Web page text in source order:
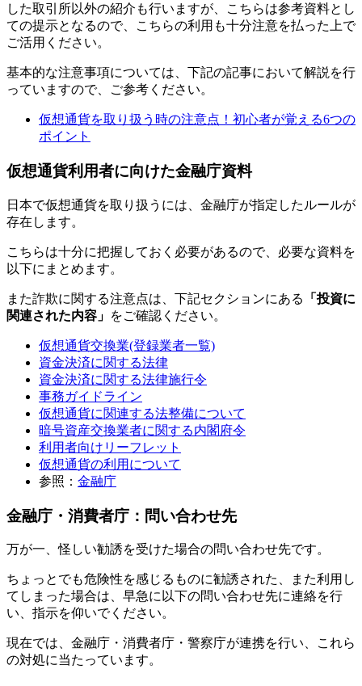
した取引所以外の紹介も行いますが、こちらは参考資料とし
ての提示となるので、こちらの利用も十分注意を払った上で
ご活用ください。
基本的な注意事項については、下記の記事において解説を行
っていますので、ご参考ください。
仮想通貨を取り扱う時の注意点！初心者が覚える6つの
ポイント
仮想通貨利用者に向けた金融庁資料
日本で仮想通貨を取り扱うには、金融庁が指定したルールが
存在します。
こちらは十分に把握しておく必要があるので、必要な資料を
以下にまとめます。
また詐欺に関する注意点は、下記セクションにある
「投資に
関連された内容」 をご確認ください。
仮想通貨交換業(登録業者一覧)
資金決済に関する法律
資金決済に関する法律施行令
事務ガイドライン
仮想通貨に関連する法整備について
暗号資産交換業者に関する内閣府令
利用者向けリーフレット
仮想通貨の利用について
参照： 金融庁
金融庁・消費者庁：問い合わせ先
万が一、怪しい勧誘を受けた場合の問い合わせ先です。
ちょっとでも危険性を感じるものに勧誘された、また利用し
てしまった場合は、早急に以下の問い合わせ先に連絡を行
い、指示を仰いでください。
現在では、金融庁・消費者庁・警察庁が連携を行い、これら
の対処に当たっています。